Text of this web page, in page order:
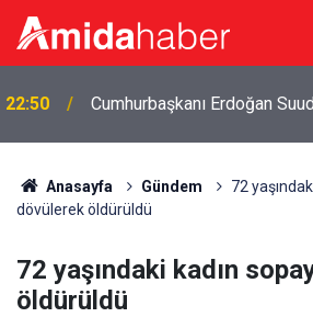
22:50 Cumhurbaşkanı Erdoğan
Anasayfa Gündem
72
dövülerek öldürüldü
72 yaşındaki kadın
öldürüldü